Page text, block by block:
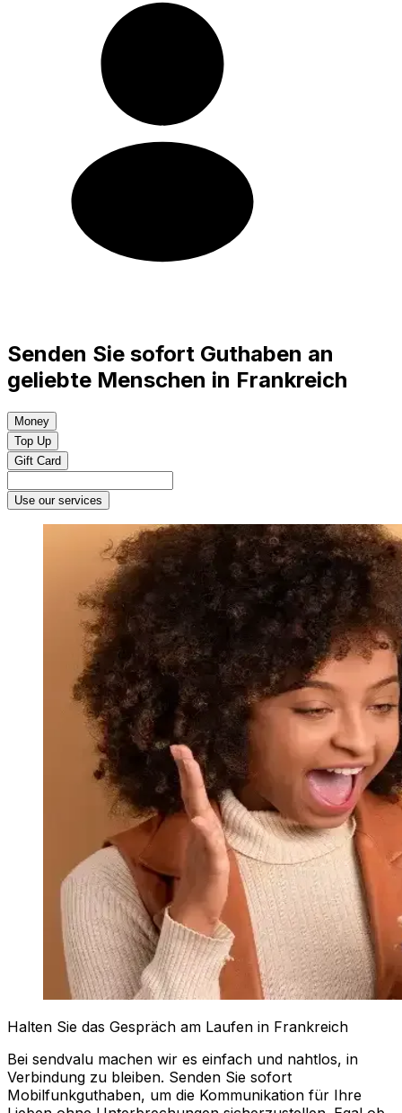
Senden Sie sofort Guthaben an
geliebte Menschen in Frankreich
Money
Top Up
Gift Card
Use our services
Halten Sie das Gespräch am Laufen in Frankreich
Bei sendvalu machen wir es einfach und nahtlos, in
Verbindung zu bleiben. Senden Sie sofort
Mobilfunkguthaben, um die Kommunikation für Ihre